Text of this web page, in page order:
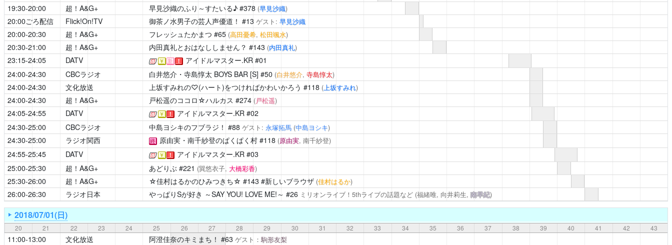
19:30-20:00 超！A&G+ 早見沙織のふり～すたいる♪#378 (早見沙織)
20:00ごろ配信 Flick!On!TV 御茶ノ水男子の芸人声優道！ #13 ゲスト: 早見沙織
20:00-20:30 超！A&G+ フレッシュたかまつ #65 (高田憂希, 松田颯水)
20:30-21:00 超！A&G+ 内田真礼とおはなししません？ #143 (内田真礼)
23:15-24:05 DATV
[公式] ￥ 新 ！ アイドルマスター.KR#01
24:00-24:30
CBCラジオ 白井悠介・寺島惇太 BOYS BAR [S] #50 (白井悠介, 寺島惇太)
24:00-24:30 文化放送 上坂すみれの♡(ハート)をつければかわいかろう #118 (上坂すみれ)
24:00-24:30 超！A&G+ 戸松遥のココロ☆ハルカス #274 (戸松遥)
24:05-24:55 DATV
[公式] ￥ ！ アイドルマスター.KR#02
24:30-25:00
CBCラジオ 中島ヨシキのフブラジ！ #88 ゲスト: 永塚拓馬 (中島ヨシキ)
24:30-25:00 ラジオ関西 終 原由実・南千紗登のぱくぱく村#118 (原由実, 南千紗登)
24:55-25:45 DATV
[公式] ￥ ！ アイドルマスター.KR#03
25:00-25:30
超！A&G+ あどりぶ#221 (巽悠衣子, 大橋彩香)
25:30-26:00 超！A&G+ ☆佳村はるかのひみつきち☆ #143 #新しいブラウザ (佳村はるか)
26:00-26:30 ラジオ日本 やっぱりSが好き ～SAY YOU! LOVE ME!～ #26 ミリオンライブ！5thライブの話題など (福緒唯, 向井莉生,南早紀)
2018/07/01(日)
20 21 22 23 24 25 26 27 28 29 30 31 32 33 34 35 36 37 38 39 40 41 42 43
11:00-13:00 文化放送 阿澄佳奈のキミまち！ #63 ゲスト： 駒形友梨